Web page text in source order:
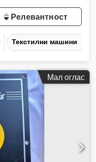
Релевантност
Текстилни машини
Мал оглас